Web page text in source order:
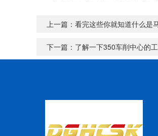
上一篇： 看完这些你就知道什么是
下一篇： 了解一下350车削中心的